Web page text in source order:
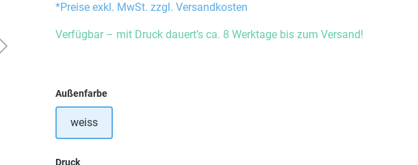
*Preise exkl. MwSt. zzgl. Versandkosten
Verfügbar – mit Druck dauert’s ca. 8 Werktage bis zum Versand!
Außenfarbeauswählen
weiss
Druck